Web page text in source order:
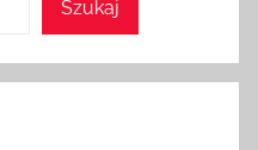
Szukaj